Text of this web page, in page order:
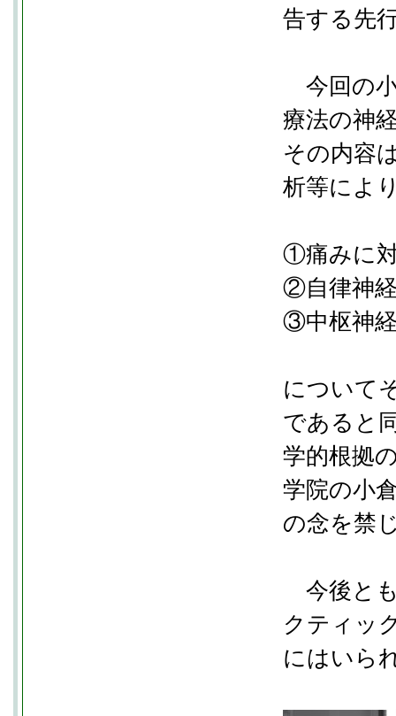
告する先
今回の
療法の神
その内容
析等によ
①痛みに
②自律神
③中枢神
について
であると
学的根拠
学院の小
の念を禁
今後と
クティッ
にはいら